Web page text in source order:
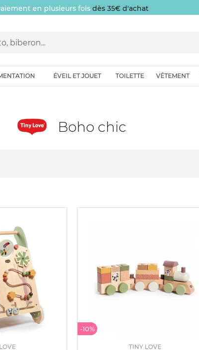
en plusieurs fois dès 35€ d'achat
ÉVEIL ET JOUET TOILETTE VÊTEMENT
Boho chic
-10%
TINY LOVE